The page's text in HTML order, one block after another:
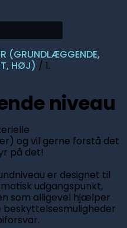
(GRUNDLÆGGENDE,
HØJ) / 1.
niveau
og vil gerne forstå det
på det!
er designet til
udgangspunkt,
som alligevel hjælper
beskyttelsesmuligheder